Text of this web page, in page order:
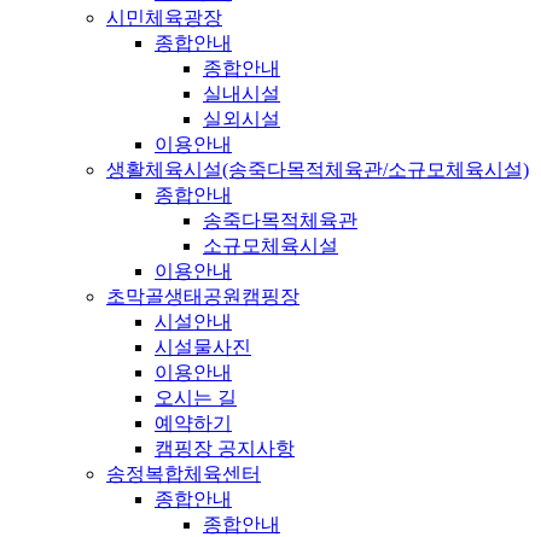
시민체육광장
종합안내
종합안내
실내시설
실외시설
이용안내
생활체육시설(송죽다목적체육관/소규모체육시설)
종합안내
송죽다목적체육관
소규모체육시설
이용안내
초막골생태공원캠핑장
시설안내
시설물사진
이용안내
오시는 길
예약하기
캠핑장 공지사항
송정복합체육센터
종합안내
종합안내